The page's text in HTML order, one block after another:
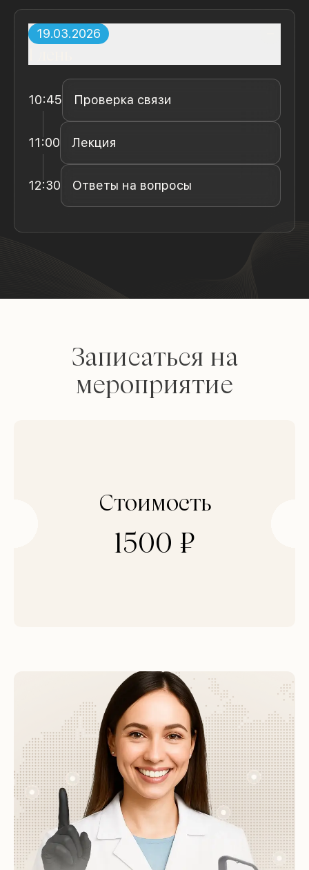
19.03.2026
10:45 Проверка связи
11:00 Лекция
12:30 Ответы на вопросы
Записаться на
мероприятие
Стоимость
1500 ₽